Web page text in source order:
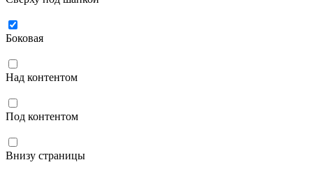
Боковая
Над контентом
Под контентом
Внизу страницы